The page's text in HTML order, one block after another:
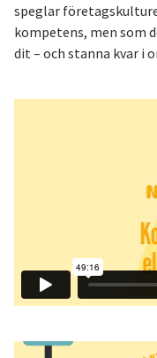
speglar
kompetens, men som
dit – och stanna kvar i